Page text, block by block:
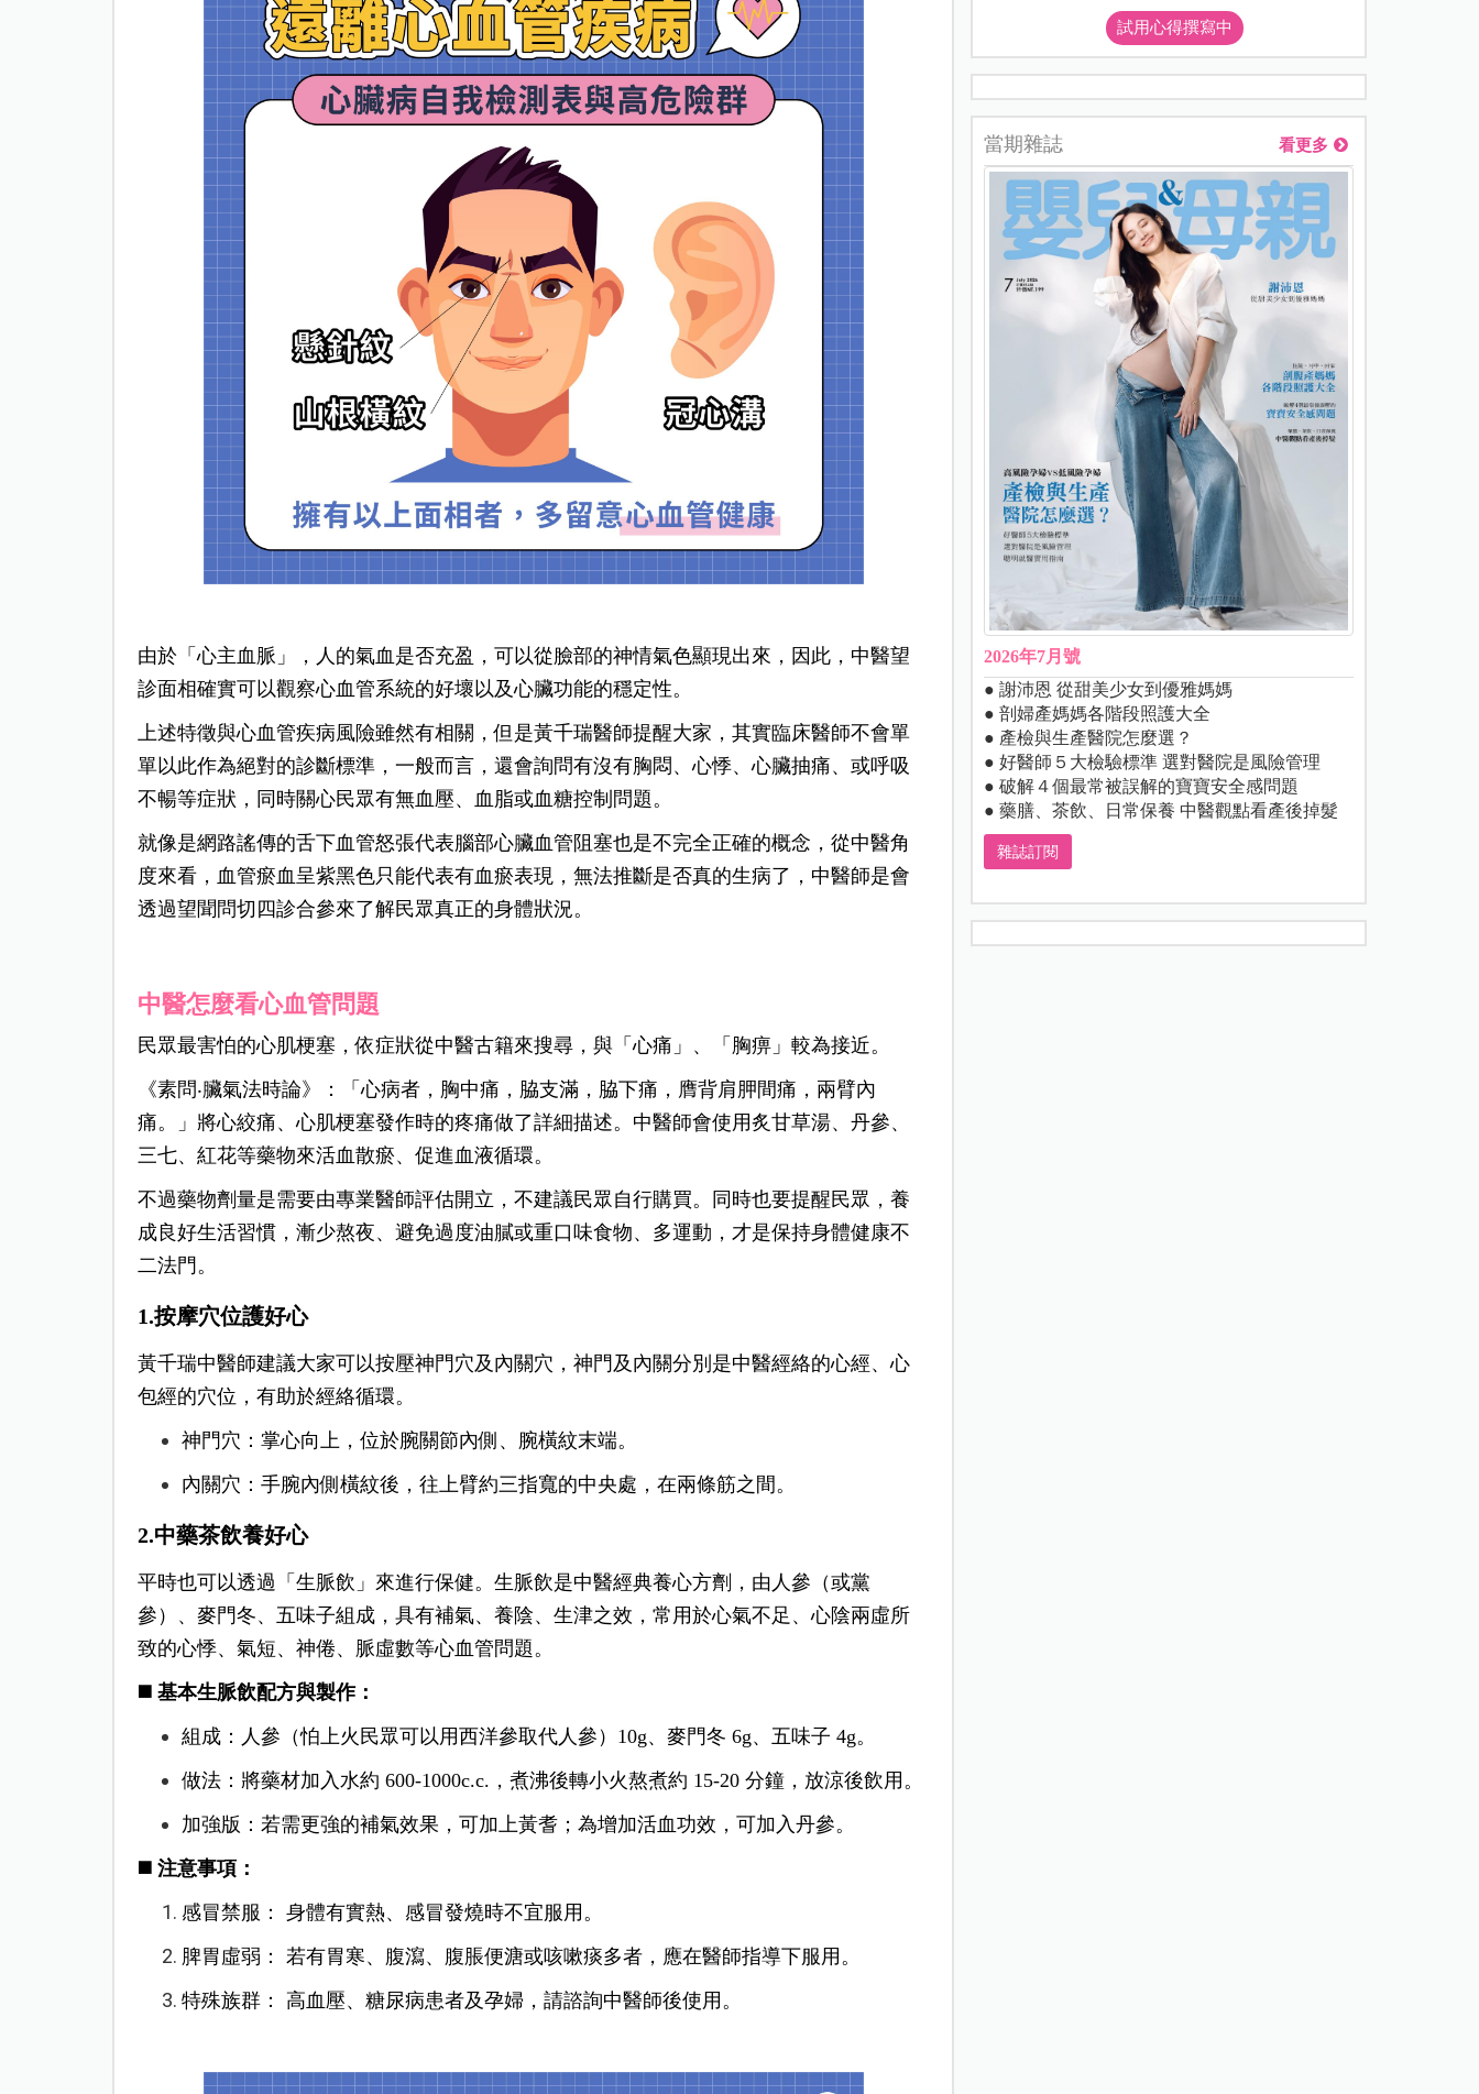
由於「心主血脈」，人的氣血是否充盈，可以從臉部的神情氣色顯現出來，因此，中醫望
診面相確實可以觀察心血管系統的好壞以及心臟功能的穩定性。
上述特徵與心血管疾病風險雖然有相關，但是黃千瑞醫師提醒大家，其實臨床醫師不會單
單以此作為絕對的診斷標準，一般而言，還會詢問有沒有胸悶、心悸、心臟抽痛、或呼吸
不暢等症狀，同時關心民眾有無血壓、血脂或血糖控制問題。
就像是網路謠傳的舌下血管怒張代表腦部心臟血管阻塞也是不完全正確的概念，從中醫角
度來看，血管瘀血呈紫黑色只能代表有血瘀表現，無法推斷是否真的生病了，中醫師是會
透過望聞問切四診合參來了解民眾真正的身體狀況。
中醫怎麼看心血管問題
民眾最害怕的心肌梗塞，依症狀從中醫古籍來搜尋，與「心痛」、「胸痹」較為接近。
《素問‧臟氣法時論》：「心病者，胸中痛，脇支滿，脇下痛，膺背肩胛間痛，兩臂內
痛。」將心絞痛、心肌梗塞發作時的疼痛做了詳細描述。中醫師會使用炙甘草湯、丹參、
三七、紅花等藥物來活血散瘀、促進血液循環。
不過藥物劑量是需要由專業醫師評估開立，不建議民眾自行購買。同時也要提醒民眾，養
成良好生活習慣，漸少熬夜、避免過度油膩或重口味食物、多運動，才是保持身體健康不
二法門。
1.按摩穴位護好心
黃千瑞中醫師建議大家可以按壓神門穴及內關穴，神門及內關分別是中醫經絡的心經、心
包經的穴位，有助於經絡循環。
神門穴：掌心向上，位於腕關節內側、腕橫紋末端。
內關穴：手腕內側橫紋後，往上臂約三指寬的中央處，在兩條筋之間。
2.中藥茶飲養好心
平時也可以透過「生脈飲」來進行保健。生脈飲是中醫經典養心方劑，由人參（或黨
參）、麥門冬、五味子組成，具有補氣、養陰、生津之效，常用於心氣不足、心陰兩虛所
致的心悸、氣短、神倦、脈虛數等心血管問題。
◼️ 基本生脈飲配方與製作：
組成：人參（怕上火民眾可以用西洋參取代人參）10g、麥門冬 6g、五味子 4g。
做法：將藥材加入水約 600-1000c.c.，煮沸後轉小火熬煮約 15-20 分鐘，放涼後飲用。
加強版：若需更強的補氣效果，可加上黃耆；為增加活血功效，可加入丹參。
◼️ 注意事項：
感冒禁服： 身體有實熱、感冒發燒時不宜服用。
脾胃虛弱： 若有胃寒、腹瀉、腹脹便溏或咳嗽痰多者，應在醫師指導下服用。
特殊族群： 高血壓、糖尿病患者及孕婦，請諮詢中醫師後使用。
試用心得撰寫中
當期雜誌 看更多
2026年7月號
● 謝沛恩 從甜美少女到優雅媽媽
● 剖婦產媽媽各階段照護大全
● 產檢與生產醫院怎麼選？
● 好醫師５大檢驗標準 選對醫院是風險管理
● 破解４個最常被誤解的寶寶安全感問題
● 藥膳、茶飲、日常保養 中醫觀點看產後掉髮
雜誌訂閱